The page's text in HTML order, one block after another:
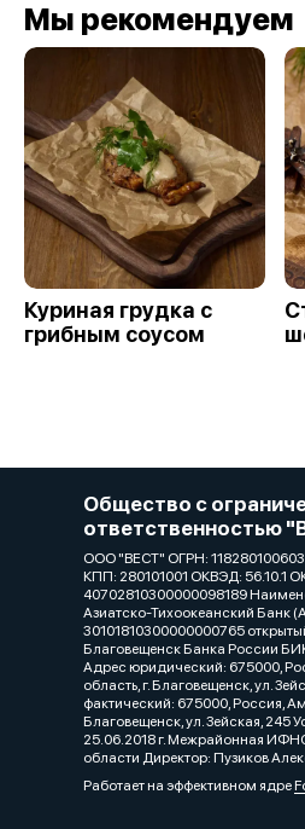
Мы рекомендуем
Куриная грудка с
грибным соусом
Общество с
ответственностью
ООО "ВЕСТ" ОГРН:
КПП: 280101001 ОКВЭД: 56.10.1
40702810300000098189
Азиатско-Тихоокеанский Банк
30101810300000000765
Благовещенск Банка России
Адрес юридический: 675000,
область, г. Благовещенск, ул.
фактический: 675000, Россия,
Благовещенск, ул. Зейская, 245
25.06.2018 г. Межрайонная
области Директор: Пузиков
Работает на эффективном ядре